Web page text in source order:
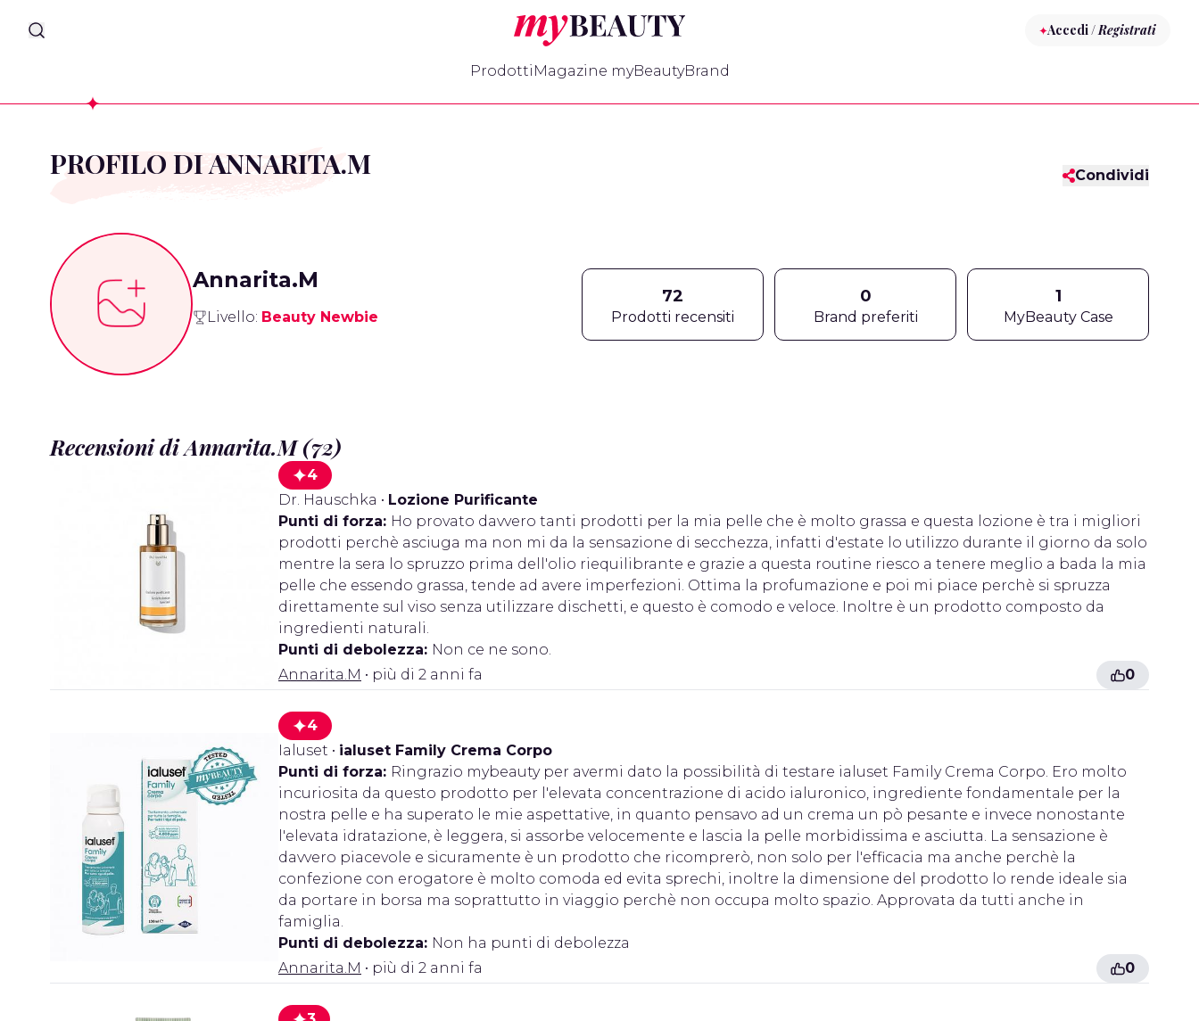
myBeauty Accedi /Registrati
Prodotti Magazine myBeautyBrand
PROFILO DI ANNARITA.M Condividi
Annarita.M
Livello: Beauty Newbie
72
Prodotti recensiti
0
Brand preferiti
1
MyBeauty Case
Recensioni di Annarita.M (72)
4
Dr. Hauschka • Lozione Purificante
Punti di forza: Ho provato davvero tanti prodotti per la mia pelle che è molto grassa e questa lozione è tra i migliori
prodotti perchè asciuga ma non mi da la sensazione di secchezza, infatti d'estate lo utilizzo durante il giorno da solo
mentre la sera lo spruzzo prima dell'olio riequilibrante e grazie a questa routine riesco a tenere meglio a bada la mia
pelle che essendo grassa, tende ad avere imperfezioni. Ottima la profumazione e poi mi piace perchè si spruzza
direttamente sul viso senza utilizzare dischetti, e questo è comodo e veloce. Inoltre è un prodotto composto da
ingredienti naturali.
Punti di debolezza: Non ce ne sono.
Annarita.M • più di 2 anni fa 0
4
Ialuset • ialuset Family Crema Corpo
Punti di forza: Ringrazio mybeauty per avermi dato la possibilità di testare ialuset Family Crema Corpo. Ero molto
incuriosita da questo prodotto per l'elevata concentrazione di acido ialuronico, ingrediente fondamentale per la
nostra pelle e ha superato le mie aspettative, in quanto pensavo ad un crema un pò pesante e invece nonostante
l'elevata idratazione, è leggera, si assorbe velocemente e lascia la pelle morbidissima e asciutta. La sensazione è
davvero piacevole e sicuramente è un prodotto che ricomprerò, non solo per l'efficacia ma anche perchè la
confezione con erogatore è molto comoda ed evita sprechi, inoltre la dimensione del prodotto lo rende ideale sia
da portare in borsa ma soprattutto in viaggio perchè non occupa molto spazio. Approvata da tutti anche in
famiglia.
Punti di debolezza: Non ha punti di debolezza
Annarita.M • più di 2 anni fa 0